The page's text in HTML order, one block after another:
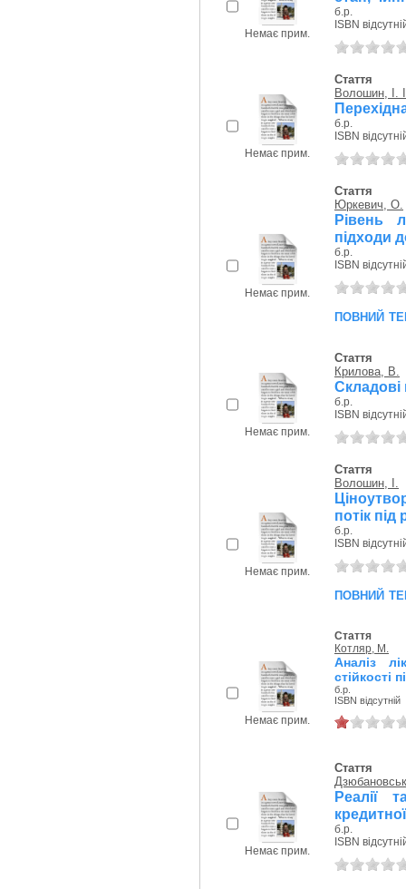
Немає прим.
б.р.
ISBN
Немає прим.
Стаття
Волошин, I.
б.р.
ISBN
Немає прим.
Стаття
Юркевич, О.
Рівень
підходи
б.р.
ISBN
повний
Немає прим.
Стаття
Крилова, В.
Складові
б.р.
ISBN
Немає прим.
Стаття
Волошин, I.
потік
б.р.
ISBN
повний
Немає прим.
Стаття
Котляр, М.
Аналіз
стійкості
б.р.
ISBN відсутній
Немає прим.
Стаття
Реалії
б.р.
ISBN